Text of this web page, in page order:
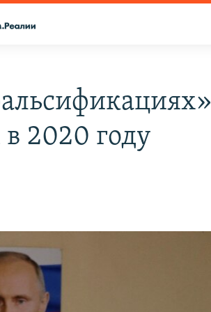
2020 году